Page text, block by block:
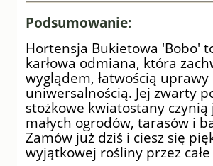
Podsumowanie:
Hortensja Bukietowa 'Bobo'
karłowa odmiana, która
wyglądem, łatwością uprawy
uniwersalnością. Jej zwarty
stożkowe kwiatostany
małych ogrodów, tarasów i
Zamów już dziś i ciesz się
wyjątkowej rośliny przez